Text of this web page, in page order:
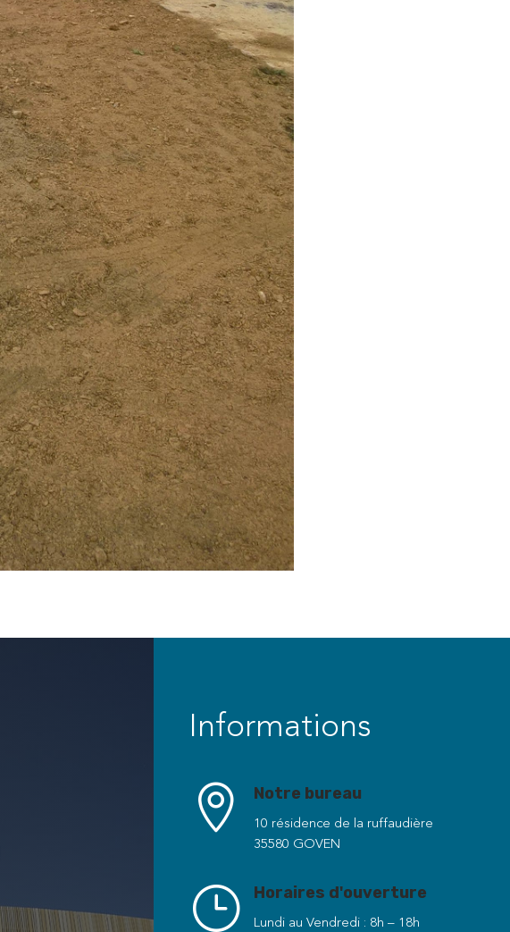
Informations
 Notre bureau
10 résidence de la ruffaudière
35580 GOVEN
} Horaires d'ouverture
Lundi au Vendredi : 8h – 18h